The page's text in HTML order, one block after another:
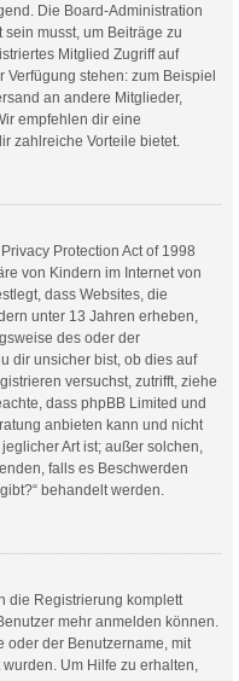
Die Board-Administration
musst, um Beiträge zu
Mitglied Zugriff auf
Verfügung stehen: zum Beispiel
an andere Mitglieder,
empfehlen dir eine
zahlreiche Vorteile bietet.
Protection Act of 1998
von Kindern im Internet von
dass Websites, die
unter 13 Jahren erheben,
des oder der
dir unsicher bist, ob dies auf
versuchst, zutrifft, ziehe
dass phpBB Limited und
anbieten kann und nicht
Art ist; außer solchen,
falls es Beschwerden
behandelt werden.
die Registrierung komplett
mehr anmelden können.
oder der Benutzername, mit
Um Hilfe zu erhalten,